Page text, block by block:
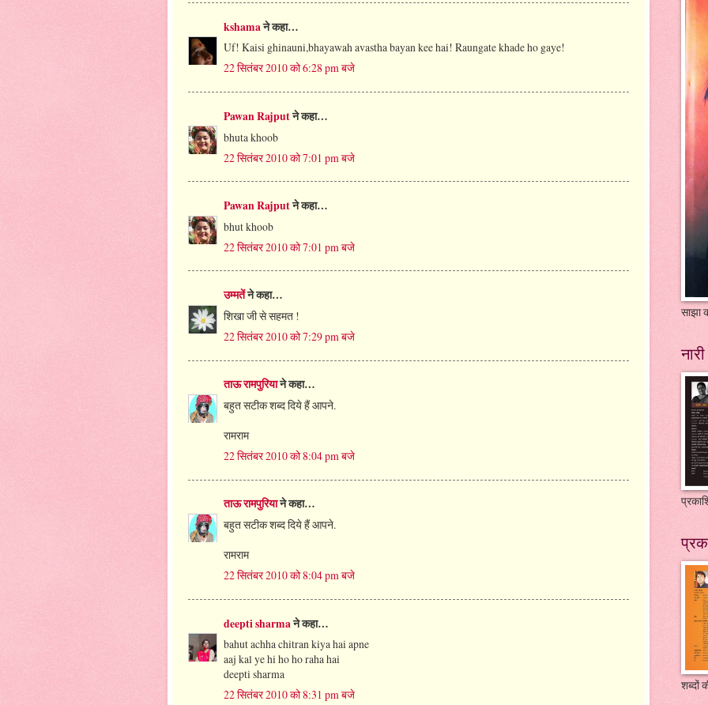
kshamaने कहा…
Uf! Kaisi ghinauni,bhayawah avastha bayan kee hai! Raungate khade ho gaye!
22 सितंबर 2010 को 6:28 pm बजे
Pawan Rajputने कहा…
bhuta khoob
22 सितंबर 2010 को 7:01 pm बजे
Pawan Rajputने कहा…
bhut khoob
22 सितंबर 2010 को 7:01 pm बजे
उम्मतेंने कहा…
शिखा जी से सहमत !
22 सितंबर 2010 को 7:29 pm बजे
ताऊ रामपुरियाने कहा…
बहुत सटीक शब्द दिये हैं आपने.
रामराम
22 सितंबर 2010 को 8:04 pm बजे
ताऊ रामपुरियाने कहा…
बहुत सटीक शब्द दिये हैं आपने.
रामराम
22 सितंबर 2010 को 8:04 pm बजे
deepti sharmaने कहा…
bahut achha chitran kiya hai apne
aaj kal ye hi ho ho raha hai
deepti sharma
22 सितंबर 2010 को 8:31 pm बजे
साझा
शब्दों